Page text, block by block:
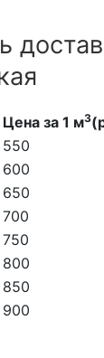
Цена за 1 м3
550
600
650
700
750
800
850
900